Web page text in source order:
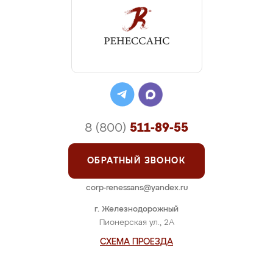
г. Железнодорожный
Пионерская ул., 2А
СХЕМА ПРОЕЗДА
8 (800) 511-89-55
ОБРАТНЫЙ ЗВОНОК
corp-renessans@yandex.ru